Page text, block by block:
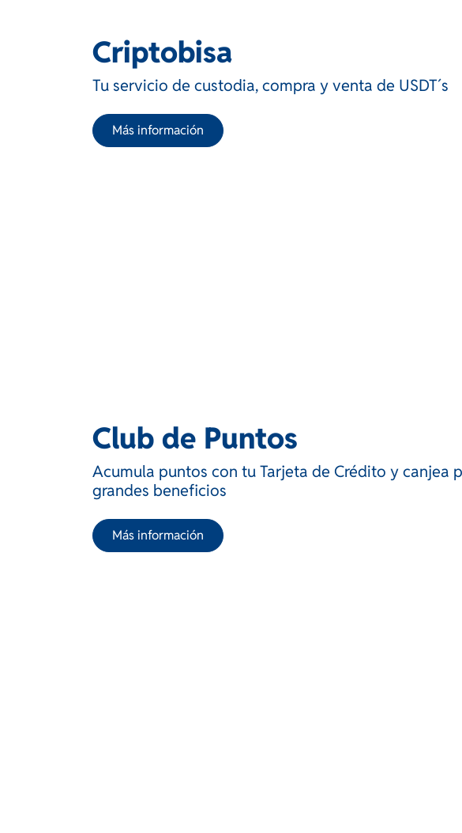
Criptobisa
Tu servicio de custodia, compra y venta de USDT´s
Más información
Club de Puntos
Acumula puntos con tu Tarjeta de Crédito y canjea
grandes beneficios
Más información